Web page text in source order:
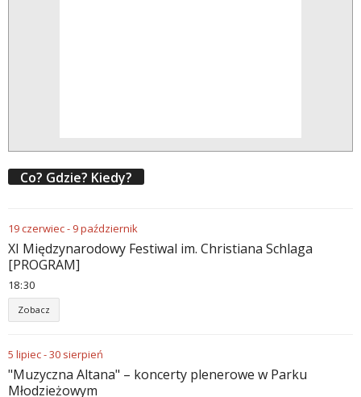
Co? Gdzie? Kiedy?
19czerwiec- 9październik
XI Międzynarodowy Festiwal im. Christiana Schlaga
[PROGRAM]
18 30
Zobacz
5 lipiec-30 sierpień
"Muzyczna Altana" – koncerty plenerowe w Parku
Młodzieżowym